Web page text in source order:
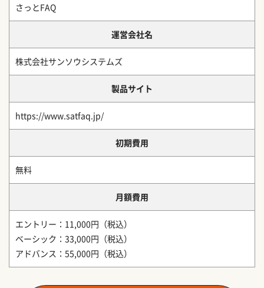
さっとFAQ
運営会社名
株式会社サンソウシステムズ
製品サイト
https://www.satfaq.jp/
初期費用
無料
月額費用
エントリー：11,000円（税込）
ベーシック：33,000円（税込）
アドバンス：55,000円（税込）